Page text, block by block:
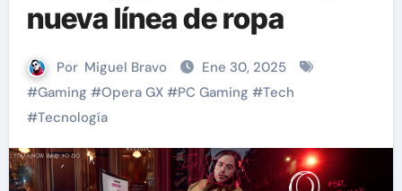
nueva línea de ropa
Por Miguel Bravo
Ene 30, 2025
#Gaming #Opera GX#PC Gaming #Tech
#Tecnología